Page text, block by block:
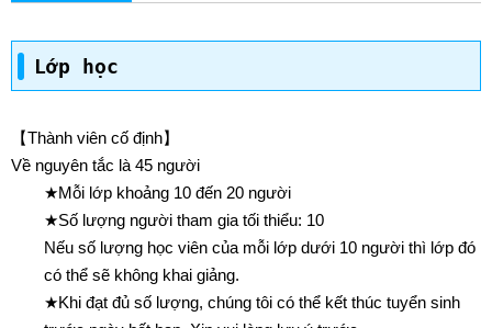
Lớp học
【Thành viên cố định】
Về nguyên tắc là 45 người
★Mỗi lớp khoảng 10 đến 20 người
★Số lượng người tham gia tối thiểu: 10
Nếu số lượng học viên của mỗi lớp dưới 10 người thì lớp đó
có thể sẽ không khai giảng.
★Khi đạt đủ số lượng, chúng tôi có thể kết thúc tuyển sinh